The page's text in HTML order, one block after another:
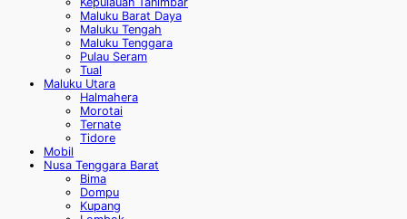
Maluku Barat Daya
Maluku Tengah
Maluku Tenggara
Pulau Seram
Tual
Maluku Utara
Halmahera
Morotai
Ternate
Tidore
Mobil
Nusa Tenggara Barat
Bima
Dompu
Kupang